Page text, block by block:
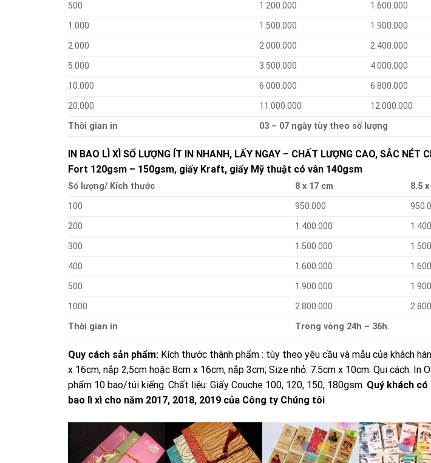
500
1.200.000 1.600.000
1.000
1.500.000 1.900.000
2.000
2.000.000 2.400.000
5.000
3.500.000 4.000.000
10.000
6.000.000 6.800.000
20.000
11.000.000 12.000.000
Thời gian in
03 – 07 ngày tùy theo số lượng
IN BAO LÌ XÌ SỐ LƯỢNG ÍT IN NHANH, LẤY NGAY – CHẤT LƯỢNG CAO, SẮC
Fort 120gsm – 150gsm, giấy Kraft, giấy Mỹ thuật có vân 140gsm
Số lượng/ Kích thước 8 x 17 cm
8.5
100
950.000
200
1.400.000
300
1.500.000
400
1.600.000
500
1.900.000
1000
2.800.000
Thời gian in
Trong vòng 24h – 36h.
Quy cách sản phẩm: Kích thước thành phẩm : tùy theo yêu cầu và mẫu của khách
x 16cm, nắp 2,5cm hoặc 8cm x 16cm, nắp 3cm; Size nhỏ: 7.5cm x 10cm. Qui cách: In
phẩm 10 bao/túi kiếng. Chất liệu: Giấy Couche 100, 120, 150, 180gsm. Quý khách
bao lì xì cho năm 2017, 2018, 2019 của Công ty Chúng tôi